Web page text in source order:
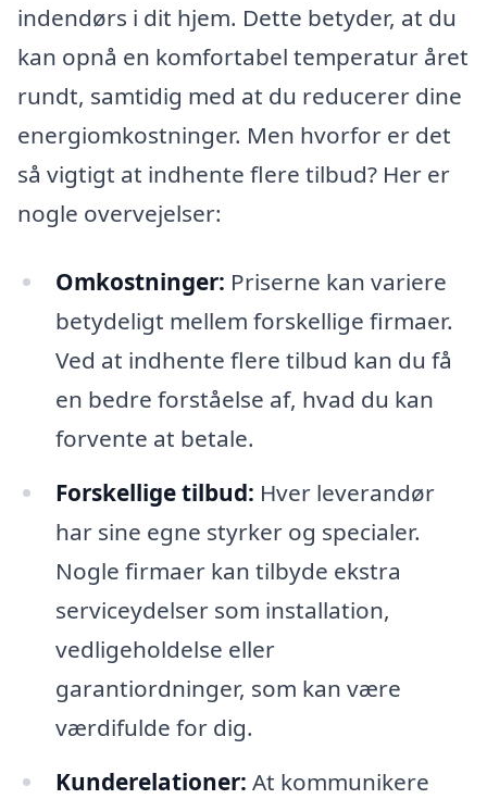
indendørs i dit hjem. Dette betyder, at du
kan opnå en komfortabel temperatur året
rundt, samtidig med at du reducerer dine
energiomkostninger. Men hvorfor er det
så vigtigt at indhente flere tilbud? Her er
nogle overvejelser:
Omkostninger: Priserne kan variere
betydeligt mellem forskellige firmaer.
Ved at indhente flere tilbud kan du få
en bedre forståelse af, hvad du kan
forvente at betale.
Forskellige tilbud: Hver leverandør
har sine egne styrker og specialer.
Nogle firmaer kan tilbyde ekstra
serviceydelser som installation,
vedligeholdelse eller
garantiordninger, som kan være
værdifulde for dig.
Kunderelationer: At kommunikere